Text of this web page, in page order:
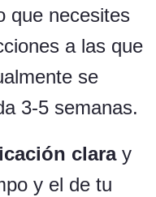
que necesites
a las que
se
3-5 semanas.
claray
y el de tu